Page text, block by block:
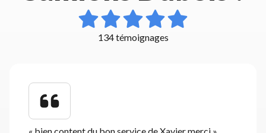
134 témoignages
« bien content du bon service de Xavier merci »